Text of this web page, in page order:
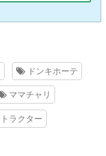
ドンキホーテ
ママチャリ
トラクター